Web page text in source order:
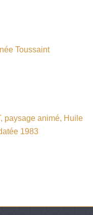
Toussaint
paysage animé, Huile
1983